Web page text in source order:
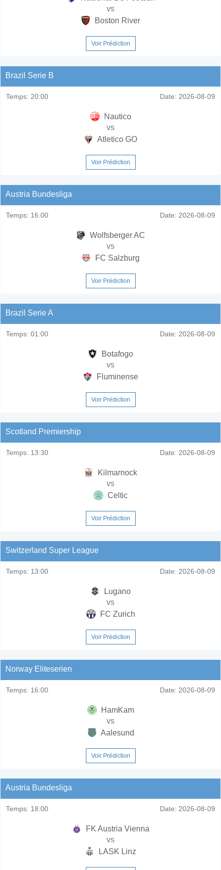
vs
Boston River
Voir Prédiction
Brazil Serie B
Temps: 20:00 Date: 2026-08-09
Nautico
vs
Atletico GO
Voir Prédiction
Austria Bundesliga
Temps: 16:00 Date: 2026-08-09
Wolfsberger AC
vs
FC Salzburg
Voir Prédiction
Brazil Serie A
Temps: 01:00 Date: 2026-08-09
Botafogo
vs
Fluminense
Voir Prédiction
Scotland Premiership
Temps: 13:30 Date: 2026-08-09
Kilmarnock
vs
Celtic
Voir Prédiction
Switzerland Super League
Temps: 13:00 Date: 2026-08-09
Lugano
vs
FC Zurich
Voir Prédiction
Norway Eliteserien
Temps: 16:00 Date: 2026-08-09
HamKam
vs
Aalesund
Voir Prédiction
Austria Bundesliga
Temps: 18:00 Date: 2026-08-09
FK Austria Vienna
vs
LASK Linz